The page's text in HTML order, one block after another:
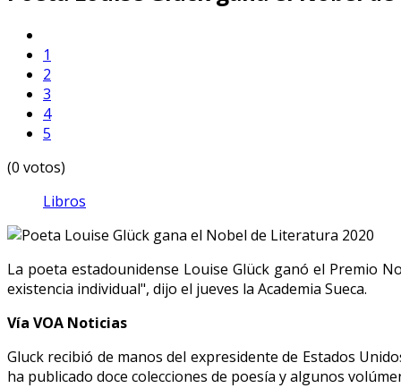
1
2
3
4
5
(0 votos)
Libros
La poeta estadounidense Louise Glück ganó el Premio
existencia individual", dijo el jueves la Academia Sueca.
Vía VOA Noticias
Gluck recibió de manos del expresidente de Estados
ha publicado doce colecciones de poesía y algunos